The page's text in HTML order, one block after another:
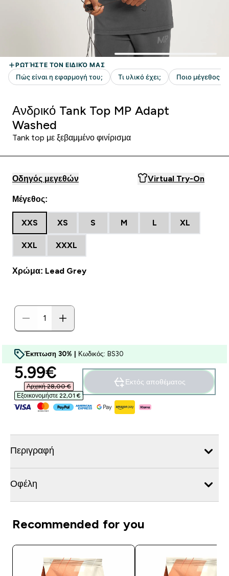
Ανδρικό Tank Top MP Adapt
Washed
Tank top με ξεβαμμένο φινίρισμα
Οδηγός μεγεθών Virtual Try-On
Μέγεθος:
XXS XS S M L XL
XXL XXXL
Χρώμα: Lead Grey
Έκπτωση 30% | Κωδικός: BS30
discounted price
5.99€‎
Αρχική 28,00 €‎
Εξοικονομήστε 22,01 €‎
Εκτός αποθέματος
Περιγραφή
Οφέλη
Recommended for you